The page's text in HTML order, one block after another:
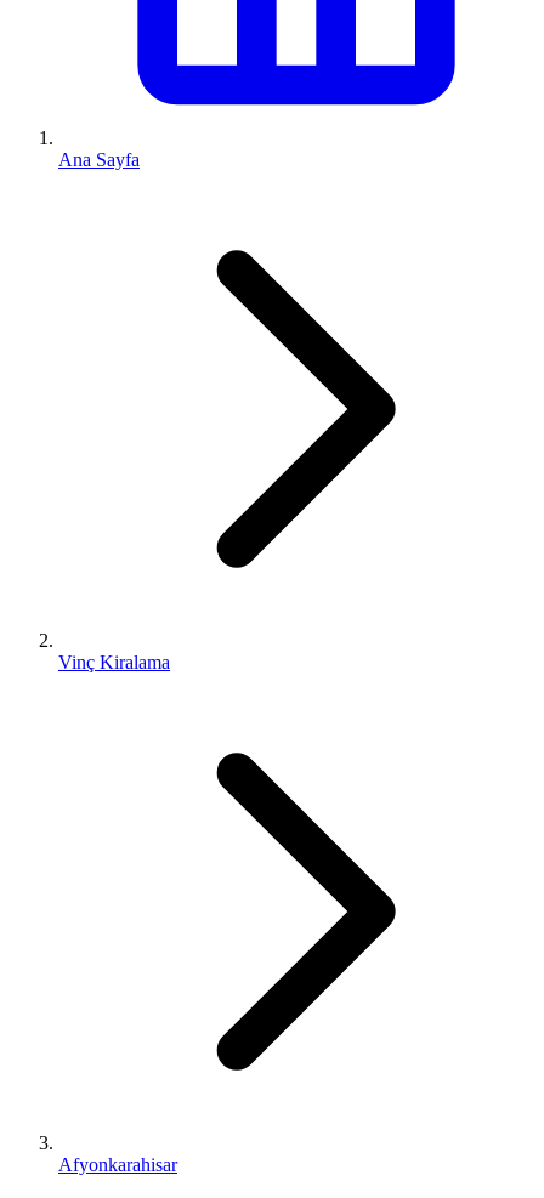
Ana Sayfa
Vinç Kiralama
Afyonkarahisar